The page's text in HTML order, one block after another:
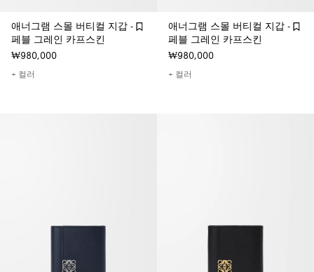
애너그램 스몰 버티컬 지갑 -
페블 그레인 카프스킨
₩980,000
+ 컬러
애너그램 스몰 버티컬 지갑 -
페블 그레인 카프스킨
₩980,000
+ 컬러